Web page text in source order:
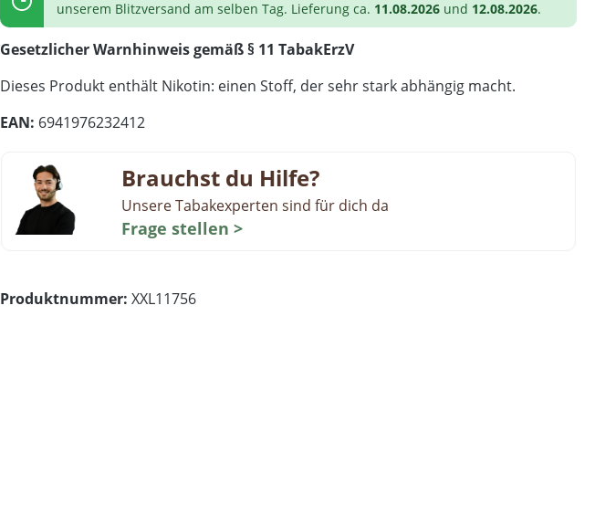
unserem Blitzversand am selben Tag. Lieferung ca. 11.08.2026 und 12.08.2026.
Gesetzlicher Warnhinweis gemäß § 11 TabakErzV
Dieses Produkt enthält Nikotin: einen Stoff, der sehr stark abhängig macht.
EAN: 6941976232412
Brauchst du Hilfe?
Unsere Tabakexperten sind für dich da
Frage stellen >
Produktnummer: XXL11756